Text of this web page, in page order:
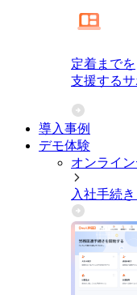
定着までを
支援する
導入事例
デモ体験
オンライ
入社手続